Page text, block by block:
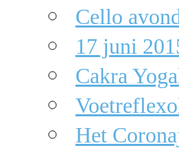
Cello
17 juni
Cakra
Het